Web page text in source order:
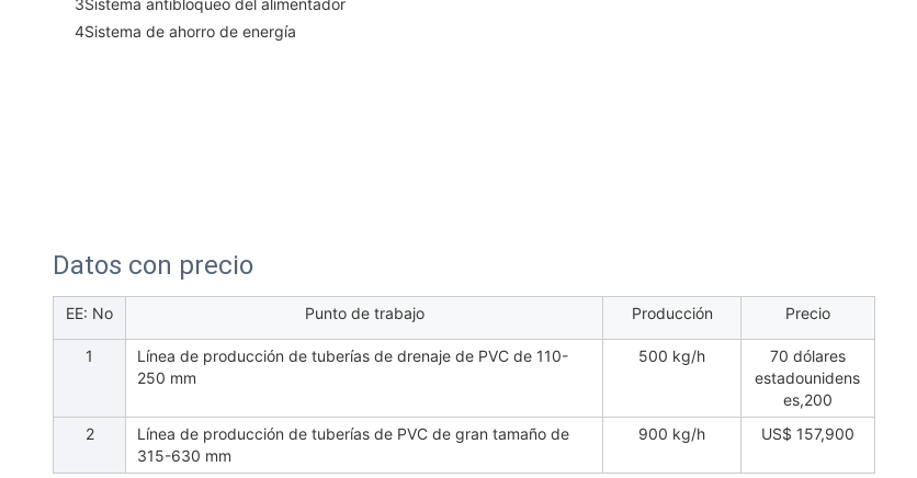
3Sistema antibloqueo del alimentador
4Sistema de ahorro de energía
Datos con precio
EE: No Punto de trabajo Producción Precio
1
Línea de producción de tuberías de drenaje de PVC de 110-
250 mm
500 kg/h
70 dólares
estadounidens
es,200
2
Línea de producción de tuberías de PVC de gran tamaño de
315-630 mm
900 kg/h US$ 157,900